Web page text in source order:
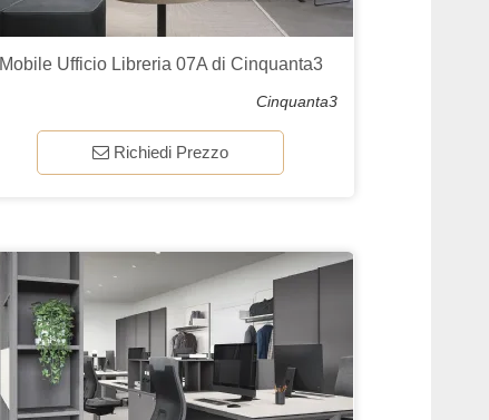
Mobile Ufficio Libreria 07A di Cinquanta3
Cinquanta3
Richiedi Prezzo